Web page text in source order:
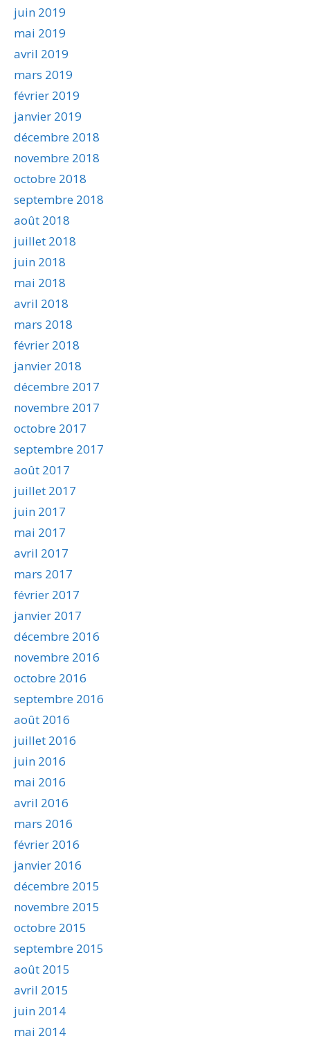
juin 2019
mai 2019
avril 2019
mars 2019
février 2019
janvier 2019
décembre 2018
novembre 2018
octobre 2018
septembre 2018
août 2018
juillet 2018
juin 2018
mai 2018
avril 2018
mars 2018
février 2018
janvier 2018
décembre 2017
novembre 2017
octobre 2017
septembre 2017
août 2017
juillet 2017
juin 2017
mai 2017
avril 2017
mars 2017
février 2017
janvier 2017
décembre 2016
novembre 2016
octobre 2016
septembre 2016
août 2016
juillet 2016
juin 2016
mai 2016
avril 2016
mars 2016
février 2016
janvier 2016
décembre 2015
novembre 2015
octobre 2015
septembre 2015
août 2015
avril 2015
juin 2014
mai 2014